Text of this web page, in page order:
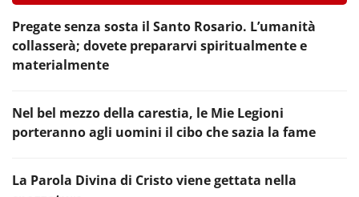
Pregate senza sosta il Santo Rosario. L’umanità
collasserà; dovete prepararvi spiritualmente e
materialmente
Nel bel mezzo della carestia, le Mie Legioni
porteranno agli uomini il cibo che sazia la fame
La Parola Divina di Cristo viene gettata nella